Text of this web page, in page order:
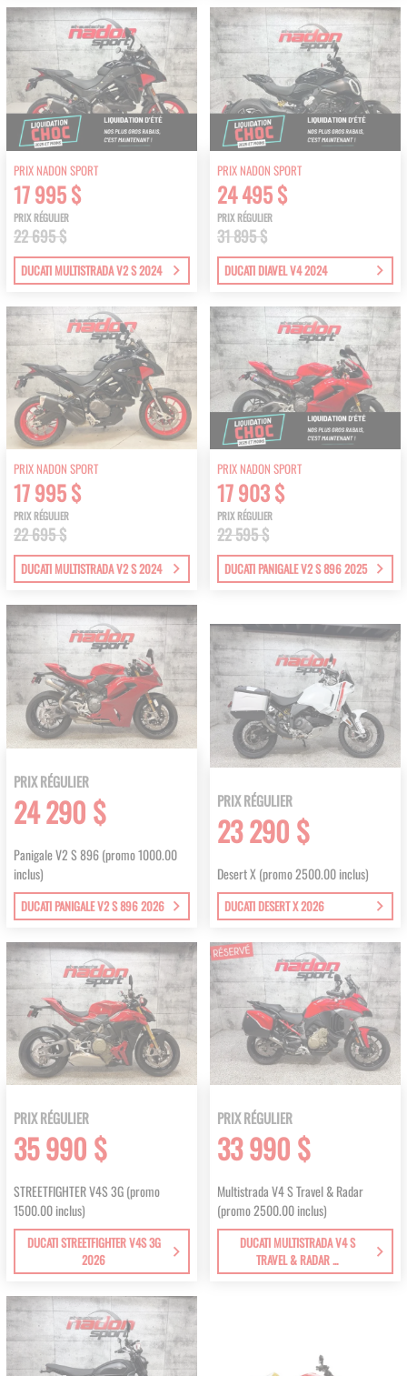
PRIX NADON SPORT
17 995 $
PRIX RÉGULIER
22 695 $
DUCATI MULTISTRADA V2 S 2024
PRIX NADON SPORT
24 495 $
PRIX RÉGULIER
31 895 $
DUCATI DIAVEL V4 2024
PRIX NADON SPORT
17 995 $
PRIX RÉGULIER
22 695 $
DUCATI MULTISTRADA V2 S 2024
PRIX NADON SPORT
17 903 $
PRIX RÉGULIER
22 595 $
DUCATI PANIGALE V2 S 896 2025
PRIX RÉGULIER
24 290 $
Panigale V2 S 896 (promo 1000.00
inclus)
DUCATI PANIGALE V2 S 896 2026
PRIX RÉGULIER
23 290 $
Desert X (promo 2500.00 inclus)
DUCATI DESERT X 2026
PRIX RÉGULIER
35 990 $
STREETFIGHTER V4S 3G (promo
1500.00 inclus)
DUCATI STREETFIGHTER V4S 3G
2026
PRIX RÉGULIER
33 990 $
Multistrada V4 S Travel & Radar
(promo 2500.00 inclus)
DUCATI MULTISTRADA V4 S
TRAVEL & RADAR ...